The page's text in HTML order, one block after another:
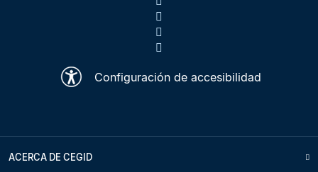
Configuración de accesibilidad
ACERCA DE CEGID